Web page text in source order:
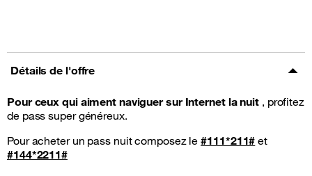
Détails de l'offre
Pour ceux qui aiment naviguer sur Internet la nuit , profitez
de pass super généreux.
Pour acheter un pass nuit composez le#111*211# et
#144*2211#